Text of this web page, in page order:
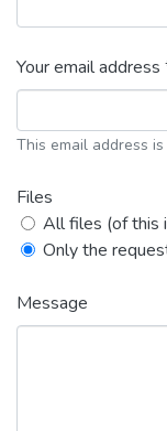
Your email address
This email address
Files
All files (of this
Only the
Message